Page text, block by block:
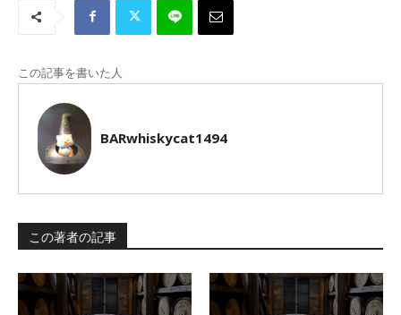
この記事を書いた人
BARwhiskycat1494
この著者の記事